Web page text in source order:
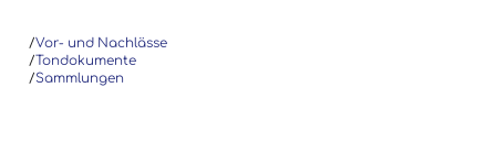
/Vor- und Nachlässe
/Tondokumente
/Sammlungen